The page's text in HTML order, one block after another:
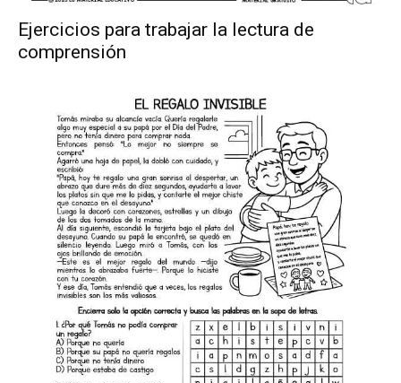
Cuarto grado
Exámenes de diagnóstico
Exámenes 1r Trimestre
Exámenes 2° Trimestre
Exámenes Tercer Trimestre – Gratis
Listas de asistencia y tareas
WhatsApp
Messenger
Telegram
Ejercicios para trabajar la lectura de
comprensión